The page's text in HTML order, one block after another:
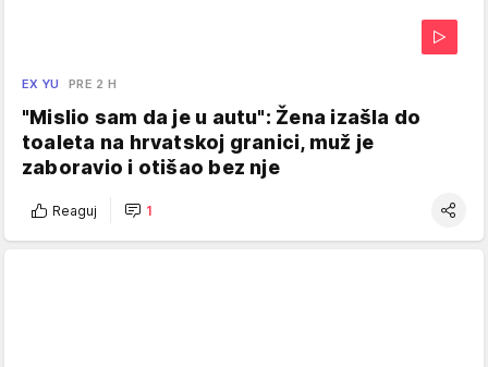
EX YU PRE 2 H
"Mislio sam da je u autu": Žena izašla do
toaleta na hrvatskoj granici, muž je
zaboravio i otišao bez nje
Reaguj 1